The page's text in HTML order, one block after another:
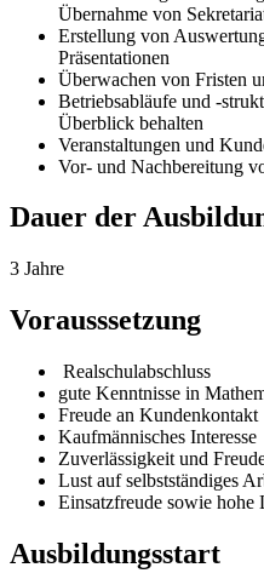
Übernahme von
Erstellung von
Präsentationen
Überwachen von Fristen
Betriebsabläufe und -
Überblick behalten
Veranstaltungen und
Vor- und Nachbereitung
Dauer der
3 Jahre
Vorausssetzung
Realschulabschluss
gute Kenntnisse in
Freude an Kundenkontakt
Kaufmännisches Interesse
Zuverlässigkeit und
Lust auf selbstständiges
Einsatzfreude sowie hohe
Ausbildungsstart